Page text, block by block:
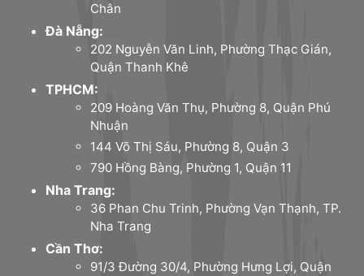
Chân
Đà Nẵng:
202 Nguyễn Văn Linh, Phường Thạc Gián,
Quận Thanh Khê
TPHCM:
209 Hoàng Văn Thụ, Phường 8, Quận Phú
Nhuận
144 Võ Thị Sáu, Phường 8, Quận 3
790 Hồng Bàng, Phường 1, Quận 11
Nha Trang:
36 Phan Chu Trinh, Phường Vạn Thạnh, TP.
Nha Trang
Cần Thơ:
91/3 Đường 30/4, Phường Hưng Lợi, Quận